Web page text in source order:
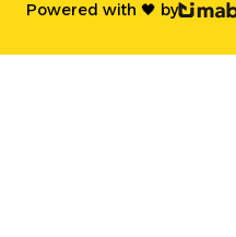
Powered with 🖤 by